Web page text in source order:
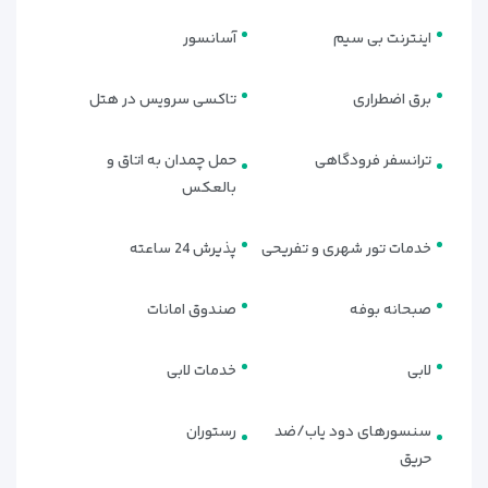
سفرهای دونفره است. فضای منظم و طراحی ساده، محیطی آرام
می‌کند.
اتاق استاندارد توئین (Standard Twin Room)
اتاق استاندارد توئین با دو تخت سینگل، انتخابی کاربردی برای
اتاق تعادل خوبی بین قیمت و راحتی ارائه می‌دهد.
مناسب برای اقامت‌های راحت‌تر و چندروزه.
سوئیت پلازا (Plaza Suite)
سوئیت پلازا با یک تخت کینگ و فضای نشیمن مجزا، انتخابی مناسب
اینترنت بی سیم آسانسور
برق اضطراری تاکسی سرویس در هتل
ترانسفر فرودگاهی
حمل چمدان به اتاق و
بالعکس
خدمات تور شهری و تفریحی پذیرش 24 ساعته
صبحانه بوفه صندوق امانات
لابی خدمات لابی
سنسورهای دود یاب/ضد
حریق
رستوران